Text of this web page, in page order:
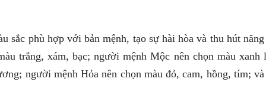
sắc phù hợp với bản mệnh, tạo sự hài hòa và thu hút
trắng, xám, bạc; người mệnh Mộc nên chọn màu xanh
người mệnh Hỏa nên chọn màu đỏ, cam, hồng, tím;